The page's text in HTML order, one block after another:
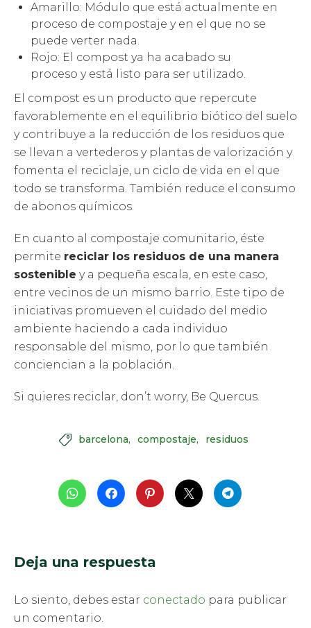
Amarillo: Módulo que está actualmente en
proceso de compostaje y en el que no se
puede verter nada.
Rojo: El compost ya ha acabado su
proceso y está listo para ser utilizado.
El compost es un producto que repercute
favorablemente en el equilibrio biótico del suelo
y contribuye a la reducción de los residuos que
se llevan a vertederos y plantas de valorización y
fomenta el reciclaje, un ciclo de vida en el que
todo se transforma. También reduce el consumo
de abonos químicos.
En cuanto al compostaje comunitario, éste
permite reciclar los residuos de una manera
sostenible y a pequeña escala, en este caso,
entre vecinos de un mismo barrio. Este tipo de
iniciativas promueven el cuidado del medio
ambiente haciendo a cada individuo
responsable del mismo, por lo que también
conciencian a la población.
Si quieres reciclar, don’t worry, Be Quercus.
 barcelona compostaje residuos
Deja una respuesta
Lo siento, debes estar conectado para publicar
un comentario.